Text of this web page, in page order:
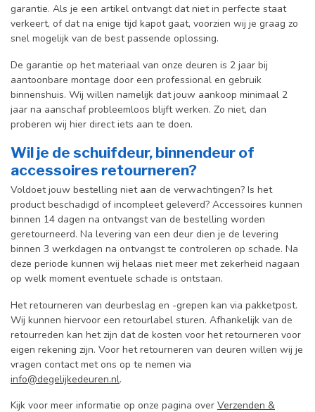
garantie. Als je een artikel ontvangt dat niet in perfecte staat
verkeert, of dat na enige tijd kapot gaat, voorzien wij je graag zo
snel mogelijk van de best passende oplossing.
De garantie op het materiaal van onze deuren is 2 jaar bij
aantoonbare montage door een professional en gebruik
binnenshuis. Wij willen namelijk dat jouw aankoop minimaal 2
jaar na aanschaf probleemloos blijft werken. Zo niet, dan
proberen wij hier direct iets aan te doen.
Wil je de schuifdeur, binnendeur of
accessoires retourneren?
Voldoet jouw bestelling niet aan de verwachtingen? Is het
product beschadigd of incompleet geleverd? Accessoires kunnen
binnen 14 dagen na ontvangst van de bestelling worden
geretourneerd. Na levering van een deur dien je de levering
binnen 3 werkdagen na ontvangst te controleren op schade. Na
deze periode kunnen wij helaas niet meer met zekerheid nagaan
op welk moment eventuele schade is ontstaan.
Het retourneren van deurbeslag en -grepen kan via pakketpost.
Wij kunnen hiervoor een retourlabel sturen. Afhankelijk van de
retourreden kan het zijn dat de kosten voor het retourneren voor
eigen rekening zijn. Voor het retourneren van deuren willen wij je
vragen contact met ons op te nemen via
info@degelijkedeuren.nl.
Kijk voor meer informatie op onze pagina over Verzenden &